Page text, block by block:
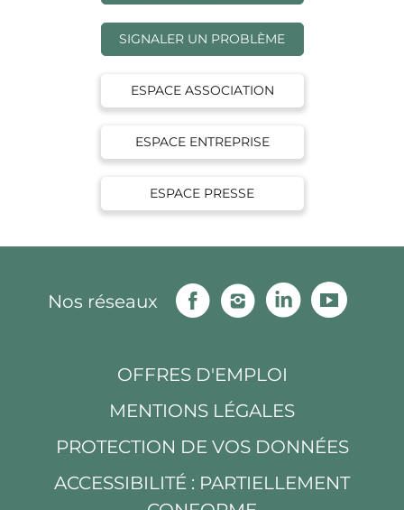
SIGNALER UN PROBLÈME
ESPACE ASSOCIATION
ESPACE ENTREPRISE
ESPACE PRESSE
Nos réseaux
FacebookInstagramLinkedin
OFFRES D'EMPLOI
MENTIONS LÉGALES
PROTECTION DE VOS DONNÉES
ACCESSIBILITÉ : PARTIELLEMENT